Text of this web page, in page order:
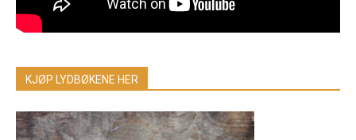
KJØP LYDBØKENE HER